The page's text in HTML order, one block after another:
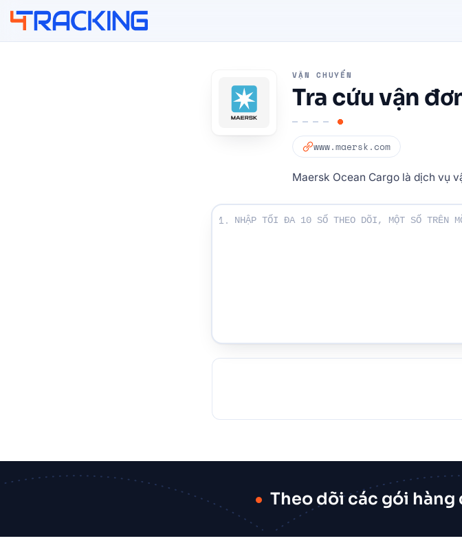
VẬN CHUYỂN
Tra cứu vận
www.maersk.com
Maersk Ocean Cargo là dịch vụ
Nhập số Theo dõi của bạn:
1.
Theo dõi các gói hàng